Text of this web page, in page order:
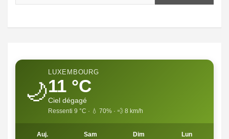
🌙
LUXEMBOURG
11 °C
Ciel dégagé
Ressenti 9 °C · 💧 70% · 💨 8 km/h
Auj. Sam Dim Lun